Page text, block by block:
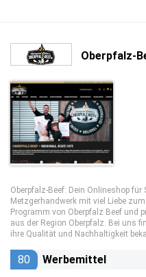
Oberpfalz-
Oberpfalz-Beef: Dein Onlineshop für
Metzgerhandwerk mit viel Liebe
Programm von Oberpfalz Beef und
aus der Region Oberpfalz. Bei uns
ihre Qualität und Nachhaltigkeit
80 Werbemittel